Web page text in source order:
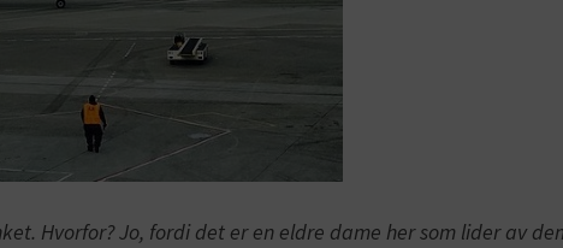
Hvorfor? Jo, fordi det er en eldre dame her som lider av